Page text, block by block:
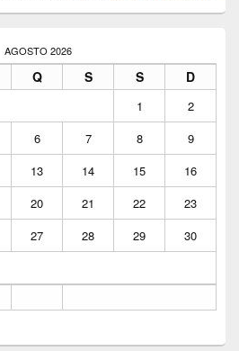
AGOSTO 2026
Q S S D
1
2
6 7 8
9
13 14 15
16
20 21 22
23
27 28 29
30